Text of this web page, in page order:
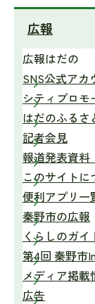
広報
広報はだの
SNS公式アカ
シティプロモ
はだのふるさ
記者会見
報道発表資料
このサイトに
便利アプリ一
秦野市の広報
くらしのガイ
第4回 秦野市
メディア掲載
広告